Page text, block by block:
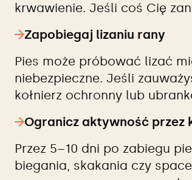
krwawienie. Jeśli coś Cię
Zapobiegaj lizaniu rany
Pies może próbować lizać
niebezpieczne. Jeśli
kołnierz ochronny lub
Ogranicz aktywność przez
Przez 5–10 dni po zabiegu
biegania, skakania czy